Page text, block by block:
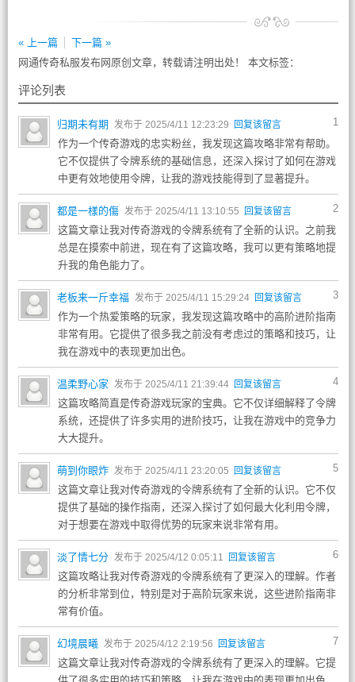
« 上一篇
下一篇 »
网通传奇私服发布网原创文章，转载请注明出处！ 本文标签：
评论列表
1
归期未有期 发布于 2025/4/11 12:23:29 回复该留言
作为一个传奇游戏的忠实粉丝，我发现这篇攻略非常有帮助。
它不仅提供了令牌系统的基础信息，还深入探讨了如何在游戏
中更有效地使用令牌，让我的游戏技能得到了显著提升。
2
都是一樣的傷 发布于 2025/4/11 13:10:55 回复该留言
这篇文章让我对传奇游戏的令牌系统有了全新的认识。之前我
总是在摸索中前进，现在有了这篇攻略，我可以更有策略地提
升我的角色能力了。
3
老板来一斤幸福 发布于 2025/4/11 15:29:24 回复该留言
作为一个热爱策略的玩家，我发现这篇攻略中的高阶进阶指南
非常有用。它提供了很多我之前没有考虑过的策略和技巧，让
我在游戏中的表现更加出色。
4
温柔野心家 发布于 2025/4/11 21:39:44 回复该留言
这篇攻略简直是传奇游戏玩家的宝典。它不仅详细解释了令牌
系统，还提供了许多实用的进阶技巧，让我在游戏中的竞争力
大大提升。
5
萌到你眼炸 发布于 2025/4/11 23:20:05 回复该留言
这篇文章让我对传奇游戏的令牌系统有了全新的认识。它不仅
提供了基础的操作指南，还深入探讨了如何最大化利用令牌，
对于想要在游戏中取得优势的玩家来说非常有用。
6
淡了情七分 发布于 2025/4/12 0:05:11 回复该留言
这篇攻略让我对传奇游戏的令牌系统有了更深入的理解。作者
的分析非常到位，特别是对于高阶玩家来说，这些进阶指南非
常有价值。
7
幻境晨曦 发布于 2025/4/12 2:19:56 回复该留言
这篇文章让我对传奇游戏的令牌系统有了更深入的理解。它提